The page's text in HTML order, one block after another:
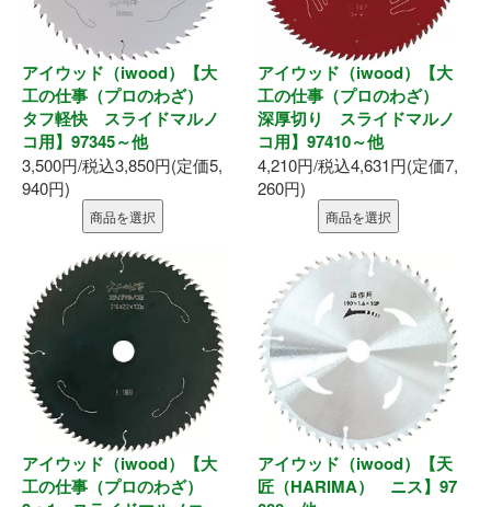
ポスト
現場用品
照明
充電工具
エアー工具
電動工具
電動工具刃物
電動工具アクセサリ
墨出器・距離計
アイウッド（iwood）【大
工の仕事（プロのわざ）
タフ軽快 スライドマルノ
コ用】97345～他
3,500円/税込3,850円(定価5,
940円)
商品を選択
アイウッド（iwood）【大
工の仕事（プロのわざ）
深厚切り スライドマルノ
コ用】97410～他
4,210円/税込4,631円(定価7,
260円)
商品を選択
アイウッド（iwood）【大
工の仕事（プロのわざ）
アイウッド（iwood）【天
匠（HARIMA） ニス】97